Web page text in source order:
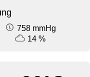
758 mmHg
14 %